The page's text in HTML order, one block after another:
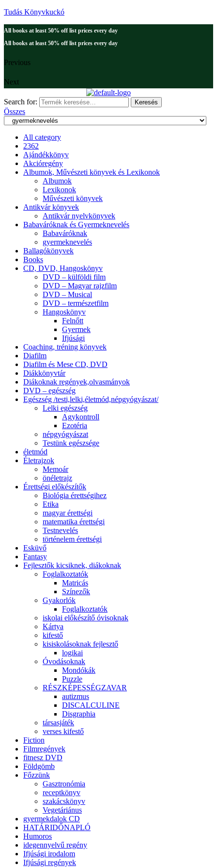
Tudás Könyvkuckó
All books at least 50% off list prices every day
All books at least 50% off list prices every day
Previous
Next
Search for: Keresés
Összes
All category
2362
Ajándékkönyv
Akcióregény
Albumok, Művészeti könyvek és Lexikonok
Albumok
Lexikonok
Művészeti könyvek
Antikvár könyvek
Antikvár nyelvkönyvek
Babaváróknak és Gyermeknevelés
Babaváróknak
gyermeknevelés
Ballagókönyvek
Books
CD, DVD, Hangoskönyv
DVD – külföldi film
DVD – Magyar rajzfilm
DVD – Musical
DVD – természetfilm
Hangoskönyv
Felnőtt
Gyermek
Ifjúsági
Coaching, tréning könyvek
Diafilm
Diafilm és Mese CD, DVD
Diákkönyvtár
Diákoknak regények,olvasmányok
DVD – egészség
Egészség /testi,lelki,életmód,népgyógyászat/
Lelki egészség
Agykontroll
Ezotéria
népgyógyászat
Testünk egészsége
életmód
Életrajzok
Memoár
önéletrajz
Érettségi előkészítők
Biológia érettségihez
Etika
magyar érettségi
matematika érettségi
Testnevelés
történelem érettségi
Esküvő
Fantasy
Fejlesztők kicsiknek, diákoknak
Foglalkoztatók
Matricás
Színezők
Gyakorlók
Foglalkoztatók
iskolai előkészítő óvisoknak
Kártya
kifestő
kisiskolásoknak fejlesztő
logikai
Óvodásoknak
Mondókák
Puzzle
RÉSZKÉPESSÉGZAVAR
autizmus
DISCALCULINE
Disgraphia
társasjáték
verses kifestő
Fiction
Filmregények
fitnesz DVD
Földgömb
Főzzünk
Gasztronómia
receptkönyv
szakácskönyv
Vegetáriánus
gyermekdalok CD
HATÁRIDŐNAPLÓ
Humoros
idegennyelvű regény
Ifjúsági irodalom
Ifjúsági regények